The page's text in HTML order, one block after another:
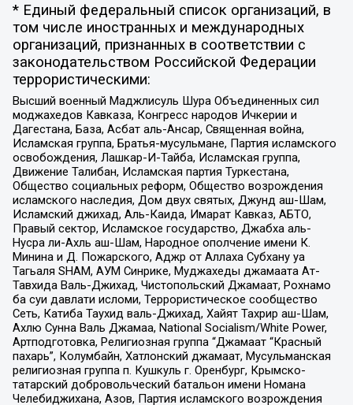
* Единый федеральный список организаций, в
том числе иностранных и международных
организаций, признанных в соответствии с
законодательством Российской Федерации
террористическими:
Высший военный Маджлисуль Шура Объединенных сил
моджахедов Кавказа, Конгресс народов Ичкерии и
Дагестана, База, Асбат аль-Ансар, Священная война,
Исламская группа, Братья-мусульмане, Партия исламского
освобождения, Лашкар-И-Тайба, Исламская группа,
Движение Талибан, Исламская партия Туркестана,
Общество социальных реформ, Общество возрождения
исламского наследия, Дом двух святых, Джунд аш-Шам,
Исламский джихад, Аль-Каида, Имарат Кавказ, АБТО,
Правый сектор, Исламское государство, Джабха аль-
Нусра ли-Ахль аш-Шам, Народное ополчение имени К.
Минина и Д. Пожарского, Аджр от Аллаха Субхану уа
Тагьаля SHAM, АУМ Синрике, Муджахеды джамаата Ат-
Тавхида Валь-Джихад, Чистопольский Джамаат, Рохнамо
ба суи давлати исломи, Террористическое сообщество
Сеть, Катиба Таухид валь-Джихад, Хайят Тахрир аш-Шам,
Ахлю Сунна Валь Джамаа, National Socialism/White Power,
Артподготовка, Религиозная группа “Джамаат “Красный
пахарь”, Колумбайн, Хатлонский джамаат, Мусульманская
религиозная группа п. Кушкуль г. Оренбург, Крымско-
татарский добровольческий батальон имени Номана
Челебиджихана, Азов, Партия исламского возрождения